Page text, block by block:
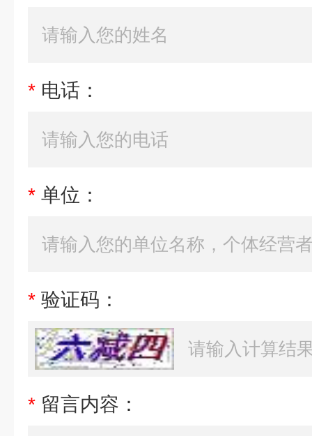
* 电话：
* 单位：
* 验证码：
* 留言内容：